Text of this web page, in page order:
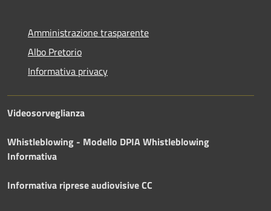
Amministrazione trasparente
Albo Pretorio
Informativa privacy
Videosorveglianza
Whistleblowing - Modello DPIAWhistleblowing
Informativa
Informativa riprese audiovisive CC